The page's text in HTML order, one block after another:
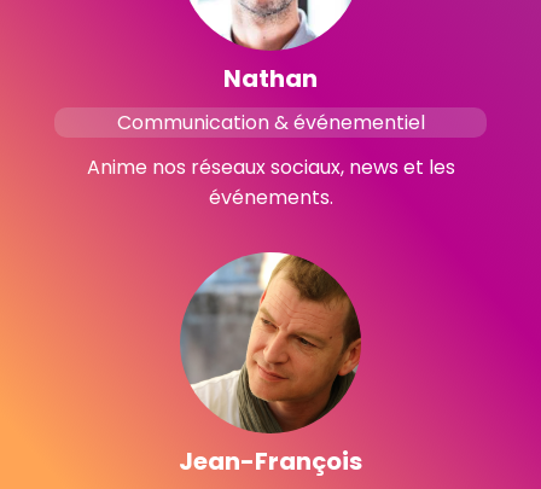
Nathan
Communication & événementiel
Anime nos réseaux sociaux, news et les
événements.
Jean-François